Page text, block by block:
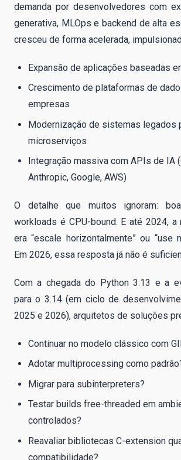
demanda por desenvolvedores com
generativa, MLOps e backend de alta
cresceu de forma acelerada,
Expansão de aplicações baseadas
Crescimento de plataformas de
empresas
Modernização de sistemas legados
microserviços
Integração massiva com APIs de IA
Anthropic, Google, AWS)
O detalhe que muitos ignoram:
workloads é CPU-bound. E até 2024,
era “escale horizontalmente” ou “use
Em 2026, essa resposta já não é
Com a chegada do Python 3.13 e a
para o 3.14 (em ciclo de
2025 e 2026), arquitetos de soluções
Continuar no modelo clássico com
Adotar multiprocessing como
Migrar para subinterpreters?
Testar builds free-threaded em
controlados?
Reavaliar bibliotecas C-extension
compatibilidade?